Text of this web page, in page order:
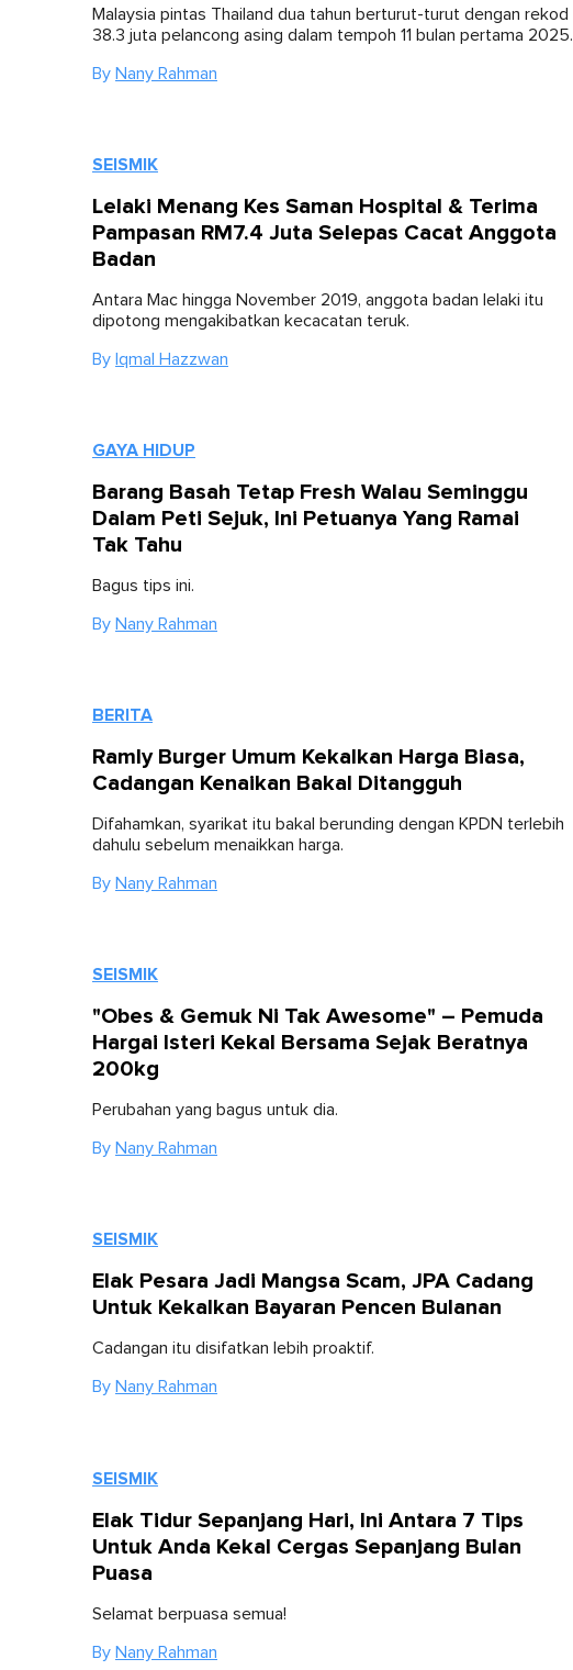
Malaysia pintas Thailand dua tahun berturut-turut dengan rekod
38.3 juta pelancong asing dalam tempoh 11 bulan pertama 2025.
By Nany Rahman
SEISMIK
Lelaki Menang Kes Saman Hospital & Terima
Pampasan RM7.4 Juta Selepas Cacat Anggota
Badan
Antara Mac hingga November 2019, anggota badan lelaki itu
dipotong mengakibatkan kecacatan teruk.
By Iqmal Hazzwan
GAYA HIDUP
Barang Basah Tetap Fresh Walau Seminggu
Dalam Peti Sejuk, Ini Petuanya Yang Ramai
Tak Tahu
Bagus tips ini.
By Nany Rahman
BERITA
Ramly Burger Umum Kekalkan Harga Biasa,
Cadangan Kenaikan Bakal Ditangguh
Difahamkan, syarikat itu bakal berunding dengan KPDN terlebih
dahulu sebelum menaikkan harga.
By Nany Rahman
SEISMIK
"Obes & Gemuk Ni Tak Awesome" – Pemuda
Hargai Isteri Kekal Bersama Sejak Beratnya
200kg
Perubahan yang bagus untuk dia.
By Nany Rahman
SEISMIK
Elak Pesara Jadi Mangsa Scam, JPA Cadang
Untuk Kekalkan Bayaran Pencen Bulanan
Cadangan itu disifatkan lebih proaktif.
By Nany Rahman
SEISMIK
Elak Tidur Sepanjang Hari, Ini Antara 7 Tips
Untuk Anda Kekal Cergas Sepanjang Bulan
Puasa
Selamat berpuasa semua!
By Nany Rahman